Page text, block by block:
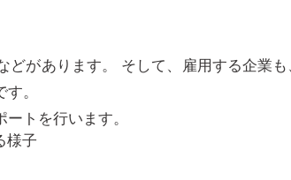
があります。 そして、雇用する企業
。
トを行います。